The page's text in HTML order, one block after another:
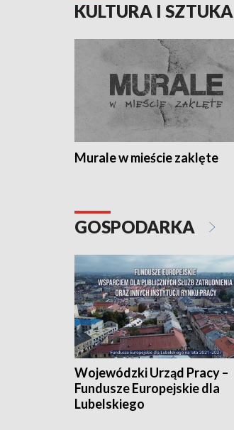
KULTURA I SZTUKA
Murale w mieście zaklęte
GOSPODARKA
Wojewódzki Urząd Pracy –
Fundusze Europejskie dla
Lubelskiego